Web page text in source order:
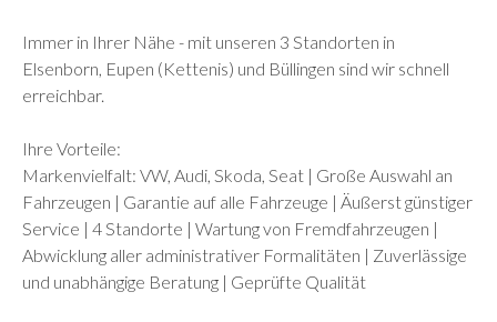
Immer in Ihrer Nähe - mit unseren 3 Standorten in
Elsenborn, Eupen (Kettenis) und Büllingen sind wir schnell
erreichbar.
Ihre Vorteile:
Markenvielfalt: VW, Audi, Skoda, Seat | Große Auswahl an
Fahrzeugen | Garantie auf alle Fahrzeuge | Äußerst günstiger
Service | 4 Standorte | Wartung von Fremdfahrzeugen |
Abwicklung aller administrativer Formalitäten | Zuverlässige
und unabhängige Beratung | Geprüfte Qualität